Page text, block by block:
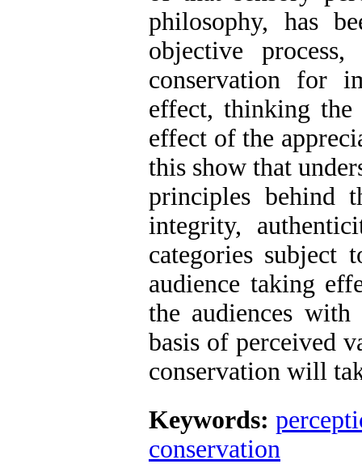
philosophy, has
objective
conservation for
effect, thinking
effect of the
this show that
principles behind
integrity,
categories subject
audience taking
the audiences
basis of perceived
conservation will
Keywords:
conservation